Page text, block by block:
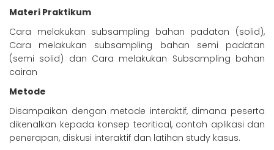
Materi Praktikum
Cara melakukan subsampling bahan padatan (solid),
Cara melakukan subsampling bahan semi padatan
(semi solid) dan Cara melakukan Subsampling bahan
cairan
Metode
Disampaikan dengan metode interaktif, dimana peserta
dikenalkan kepada konsep teoritical, contoh aplikasi dan
penerapan, diskusi interaktif dan latihan study kasus.